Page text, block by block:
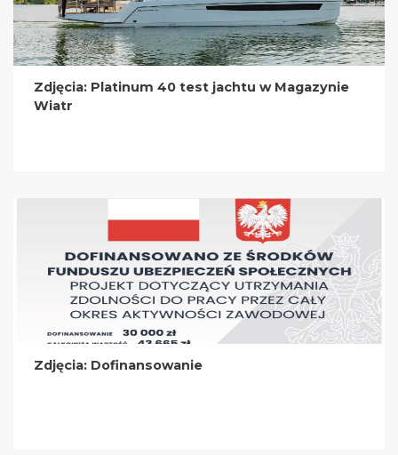
Zdjęcia: Platinum 40 test jachtu w Magazynie
Wiatr
Zdjęcia: Dofinansowanie